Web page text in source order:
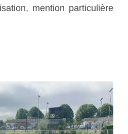
mention particulière